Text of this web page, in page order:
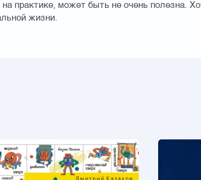
практике, может быть не очень полезна.
жизни.